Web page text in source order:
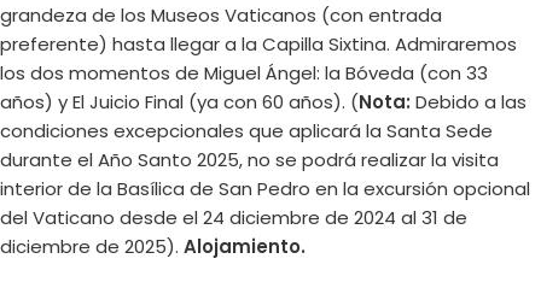
grandeza de los Museos Vaticanos (con entrada
preferente) hasta llegar a la Capilla Sixtina. Admiraremos
los dos momentos de Miguel Ángel: la Bóveda (con 33
años) y El Juicio Final (ya con 60 años). (Nota: Debido a las
condiciones excepcionales que aplicará la Santa Sede
durante el Año Santo 2025, no se podrá realizar la visita
interior de la Basílica de San Pedro en la excursión opcional
del Vaticano desde el 24 diciembre de 2024 al 31 de
diciembre de 2025). Alojamiento.